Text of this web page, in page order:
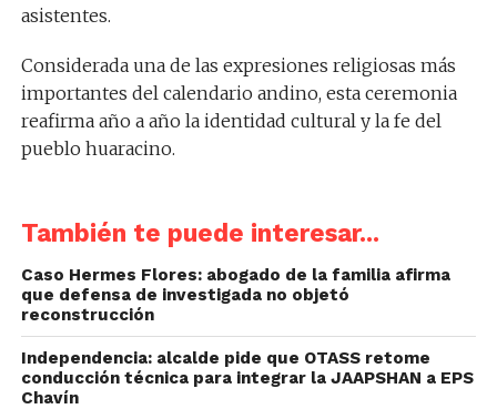
asistentes.
Considerada una de las expresiones religiosas más
importantes del calendario andino, esta ceremonia
reafirma año a año la identidad cultural y la fe del
pueblo huaracino.
También te puede interesar...
Caso Hermes Flores: abogado de la familia afirma
que defensa de investigada no objetó
reconstrucción
Independencia: alcalde pide que OTASS retome
conducción técnica para integrar la JAAPSHAN a EPS
Chavín